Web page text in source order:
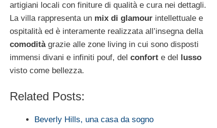
artigiani locali con finiture di qualità e cura nei dettagli.
La villa rappresenta un mix di glamour intellettuale e
ospitalità ed è interamente realizzata all’insegna della
comoditàgrazie alle zone living in cui sono disposti
immensi divani e infiniti pouf, del confort e del
lusso
visto come bellezza.
Related Posts:
Beverly Hills, una casa da sogno